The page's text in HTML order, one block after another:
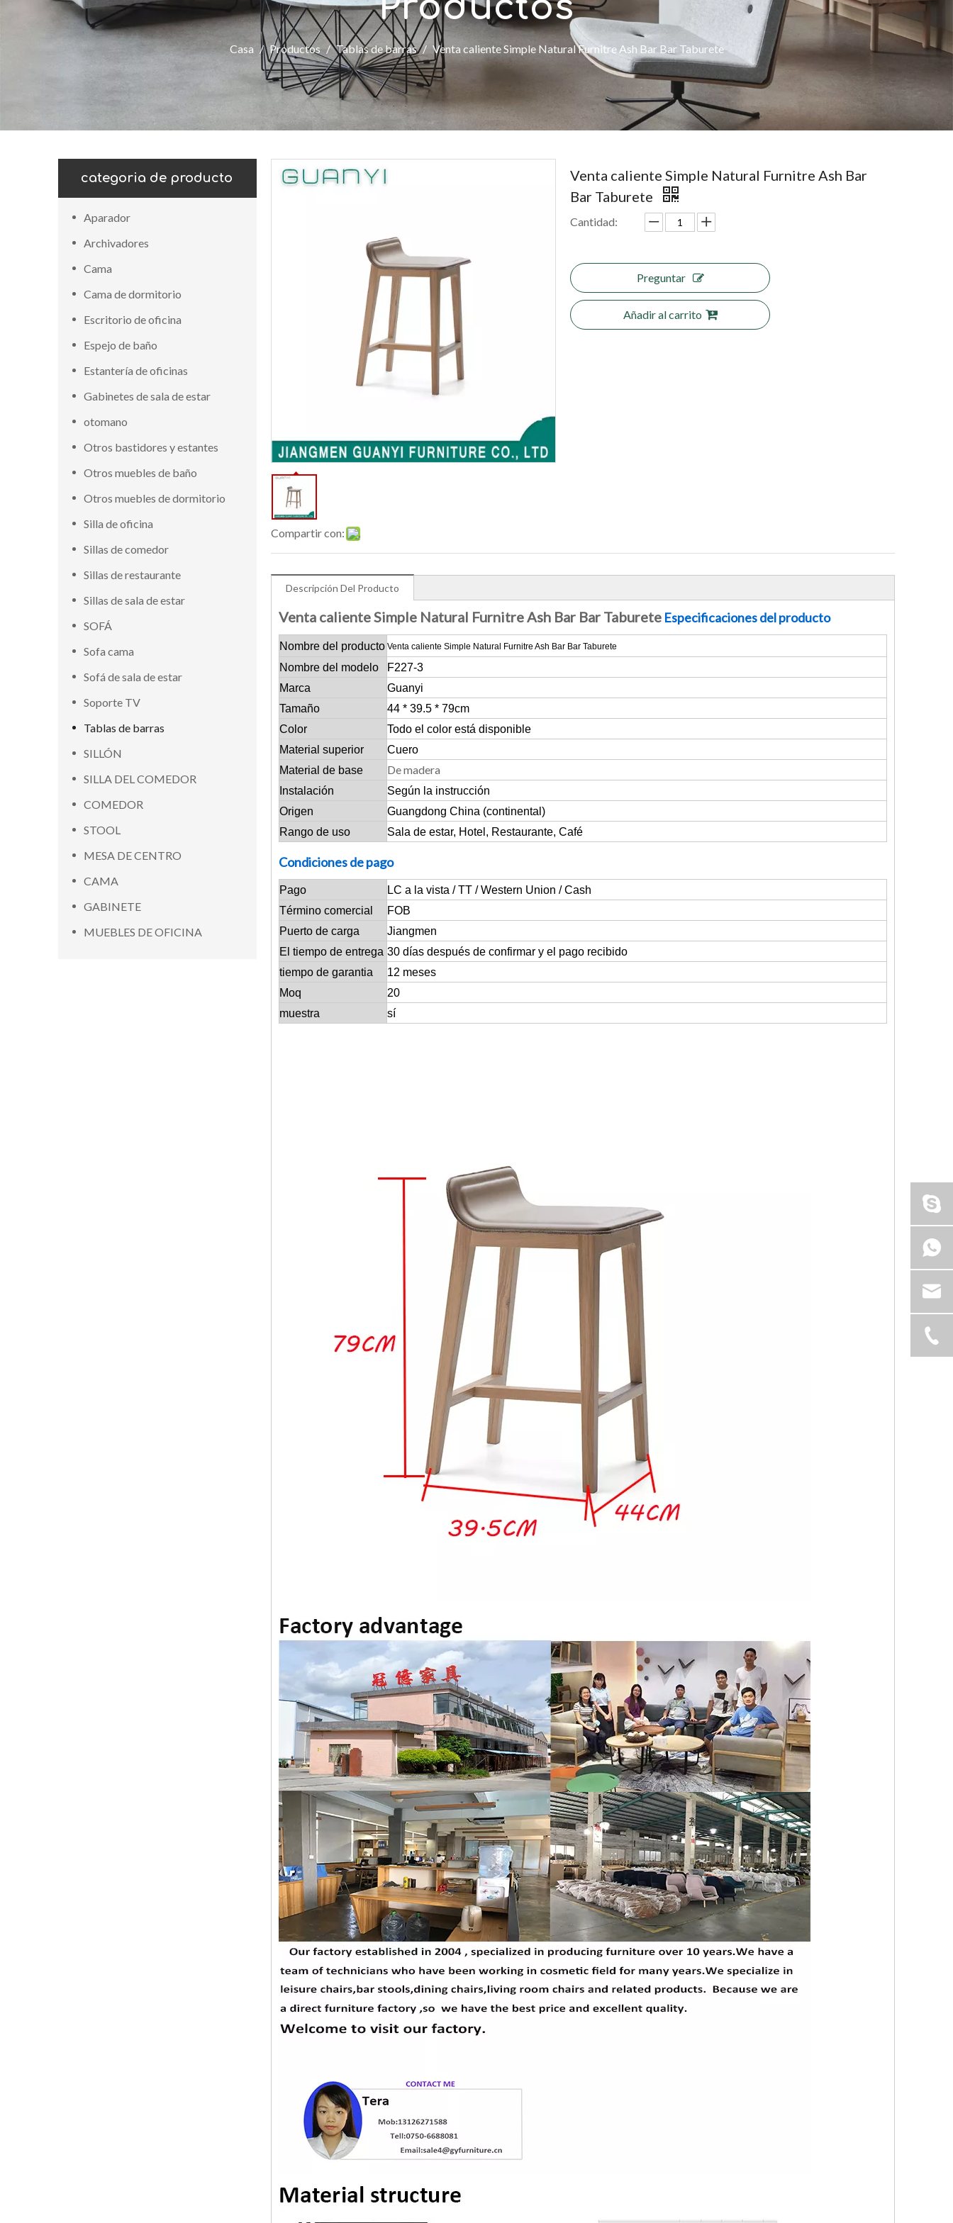
Casa / Productos / Tablas de barras / Venta caliente Simple Natural Furnitre Ash Bar Bar Taburete
categoria de producto
Aparador
Archivadores
Cama
Cama de dormitorio
Escritorio de oficina
Espejo de baño
Estantería de oficinas
Gabinetes de sala de estar
otomano
Otros bastidores y estantes
Otros muebles de baño
Otros muebles de dormitorio
Silla de oficina
Sillas de comedor
Sillas de restaurante
Sillas de sala de estar
SOFÁ
Sofa cama
Sofá de sala de estar
Soporte TV
Tablas de barras
SILLÓN
SILLA DEL COMEDOR
COMEDOR
STOOL
MESA DE CENTRO
CAMA
GABINETE
MUEBLES DE OFICINA
Compartir con:
Venta caliente Simple Natural Furnitre Ash Bar
Bar Taburete
Cantidad:
Preguntar
Añadir al carrito
Descripción Del Producto
Venta caliente Simple Natural Furnitre Ash Bar Bar Taburete Especificaciones del producto
Nombre del producto Venta caliente Simple Natural Furnitre Ash Bar Bar Taburete
Nombre del modelo
F227-3
Marca
Guanyi
Tamaño
44 * 39.5 * 79cm
Color
Todo el color está disponible
Material superior
Cuero
Material de base
De madera
Instalación
Según la instrucción
Origen
Guangdong China (continental)
Rango de uso
Sala de estar, Hotel, Restaurante, Café
Condiciones de pago
Pago
LC a la vista / TT / Western Union / Cash
Término comercial
FOB
Puerto de carga
Jiangmen
El tiempo de entrega 30 días después de confirmar y el pago recibido
tiempo de garantia
12 meses
Moq
20
muestra
sí